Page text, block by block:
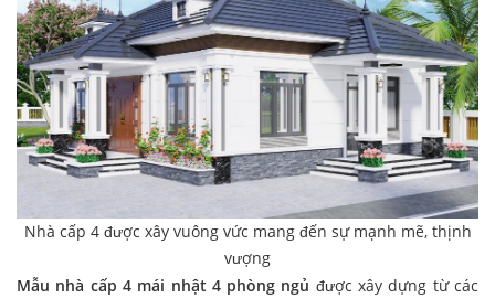
Nhà cấp 4 được xây vuông vức mang đến sự mạnh mẽ, thịnh
vượng
Mẫu nhà cấp 4 mái nhật 4 phòng ngủ được xây dựng từ các